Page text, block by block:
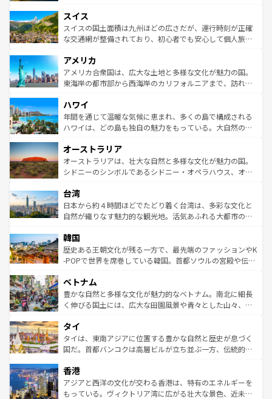
れる地方に足を運ぶとそれぞれで全く異なる文化を体験で
きるだろう。 なお、新着のフランス情報はコンテンツ一覧
を参照してほしい。
は、お酒好きな人にはぜひ体験してほしい。 なお、新着の
ドイツ情報はコンテンツ一覧を参照してほしい。
リアごとに異なる魅力がある。また、優雅なアフタヌーン
ティー、ビール好きにはたまらない英国パブ、サッカー観
戦など、本場だからこそできる体験も豊富。イギリスを旅
ンツ一覧を参照してほしい。
スイス
スイスの国土面積は九州ほどの広さだが、運行時刻が正確
な交通網が整備されており、初心者でも安心して個人旅行
の建物がそのまま残る町や、スイスならではのユニークな
博物館もあり、アルプス観光だけでなく町歩きも満喫する
ことができる。国民の所得が高いため物価も高いが、旅行
ば市内交通費無料で観光を楽しむこともできる。 なお、新
着のスイス情報はコンテンツ一覧 を参照してほしい。
アメリカ
アメリカ合衆国は、広大な土地と多様な文化が魅力の国。
東海岸の都市部から西海岸のカリフォルニアまで、訪れる
のような巨大都市は、観光、ショッピング、エンターテイ
ンメントが詰まった刺激的なスポットだ。一方、アメリカ
西部には大自然が広がり、グランドキャニオンやイエロー
部のニューオーリンズでは、音楽と美食が融合した独特の
文化が魅力。旅行者はアメリカの各地域で異なる魅力を楽
しみながら、その多様性と豊かな歴史を感じることができ
ならではの贅沢な旅のスタイルだ。 なお、新着のアメリカ
情報はコンテンツ一覧を参照してほしい。
ハワイ
年間を通じて温暖な気候に恵まれ、多くの島で構成される
ハワイは、どの島も独自の魅力をもっている。大自然の神
ワイ島は見逃せない。また、定番の観光地といえばオアフ
島だが、静かな自然を求めるならマウイ島やカウアイ島が
おすすめ。エメラルドグリーンに輝く海をはじめ、豊かな
れるおもてなしの心で訪れる人々を迎えてくれるハワイの
人々、おいしいローカルフードやハワイアンミュージッ
ク、伝統的なフラダンスなど、すべてがハワイの魅力を彩
ワイを、存分に味わってほしい。 なお、新着のハワイ情報
はコンテンツ一覧を参照してほしい。
オーストラリア
オーストラリアは、壮大な自然と多様な文化が魅力の国。
シドニーのシンボルであるシドニー・オペラハウス、オー
リアリーフや大陸中央部にそびえるウルル（エアーズロッ
ク）、タスマニアの美しい原生林やケアンズの熱帯雨林な
ど、見どころがたくさん。また、カフェやワイン、オージ
いる。アクティビティも充実しており、サーフィンやダイ
ビング、ハイキングなど、アウトドア好きにはたまらな
い。オーストラリアの多彩な魅力を存分に味わいつくそ
参照してほしい。
台湾
日本から約４時間ほどでたどり着く台湾は、多彩な文化と
自然が織りなす魅力的な観光地。活気あふれる大都市の台
ン）、静ひつな山岳地帯である台湾東部など、都市の喧騒
と山間の静けさが共存しており、訪れる人に新しい発見と
驚きをもたらしてくれる。また、奥深い台湾の食文化も魅
容にもいいと評判のスイーツなど、バラエティ豊かな料理
が味わえる。 なお、新着の台湾情報は コンテンツ一覧を参
照してほしい。
韓国
歴史ある王朝文化が残る一方で、最先端のファッションやK
-POPで世界を席巻している韓国。首都ソウルの宮殿や伝統
き、地方に足を延ばせば四季折々の自然美を楽しむことが
できる。そして、キムチや焼肉、絶品のストリートフード
まで、さまざまな韓国料理が待っている。夜には、韓国な
リティに包まれながら、韓国の多彩な魅力を心ゆくまで味
わってみてほしい。 なお、新着の韓国情報はコンテンツ一
覧を参照してほしい。
ベトナム
豊かな自然と多様な文化が魅力的なベトナム。南北に細長
く伸びる国土には、広大な田園風景や青々とした山々、世
急速な発展と共に伝統が息づく。ハノイの古い町並みやホ
ーチミン市のフランス統治時代の建物も、独特の雰囲気を
醸し出している。また、バラエティの豊かさとおいしさで
とつ。フォーやバインミー、ベトナムコーヒーなどは、ぜ
ひ現地で味わいたい。どの地域を訪れてもあたたかい人々
が旅行者を迎えてくれるので、きっと忘れられない旅にな
タイ
タイは、東南アジアに位置する豊かな自然と歴史が息づく
国だ。首都バンコクは高層ビルが立ち並ぶ一方、伝統的な
の活気が交差している。北部ではチェンマイなどの山岳地
帯で自然と触れ合い、南部ではプーケットやクラビの美し
いビーチでリゾート気分を楽しむことができる。タイ料理
香港
アジアと西洋の文化が交わる香港は、特有のエネルギーを
もっている。ヴィクトリア湾に広がる壮大な景色、近未来